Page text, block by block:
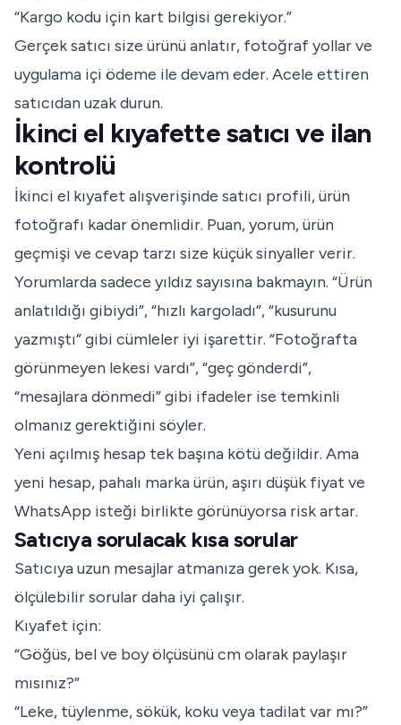
“Kargo kodu için kart bilgisi gerekiyor.”
Gerçek satıcı size ürünü anlatır, fotoğraf yollar ve
uygulama içi ödeme ile devam eder. Acele ettiren
satıcıdan uzak durun.
İkinci el kıyafette satıcı ve ilan
kontrolü
İkinci el kıyafet alışverişinde satıcı profili, ürün
fotoğrafı kadar önemlidir. Puan, yorum, ürün
geçmişi ve cevap tarzı size küçük sinyaller verir.
Yorumlarda sadece yıldız sayısına bakmayın. “Ürün
anlatıldığı gibiydi”, “hızlı kargoladı”, “kusurunu
yazmıştı” gibi cümleler iyi işarettir. “Fotoğrafta
görünmeyen lekesi vardı”, “geç gönderdi”,
“mesajlara dönmedi” gibi ifadeler ise temkinli
olmanız gerektiğini söyler.
Yeni açılmış hesap tek başına kötü değildir. Ama
yeni hesap, pahalı marka ürün, aşırı düşük fiyat ve
WhatsApp isteği birlikte görünüyorsa risk artar.
Satıcıya sorulacak kısa sorular
Satıcıya uzun mesajlar atmanıza gerek yok. Kısa,
ölçülebilir sorular daha iyi çalışır.
Kıyafet için:
“Göğüs, bel ve boy ölçüsünü cm olarak paylaşır
mısınız?”
“Leke, tüylenme, sökük, koku veya tadilat var mı?”